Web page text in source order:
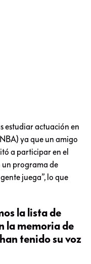
estudiar actuación en
ya que un amigo
a participar en el
un programa de
juega”, lo que
la lista de
la memoria de
tenido su voz